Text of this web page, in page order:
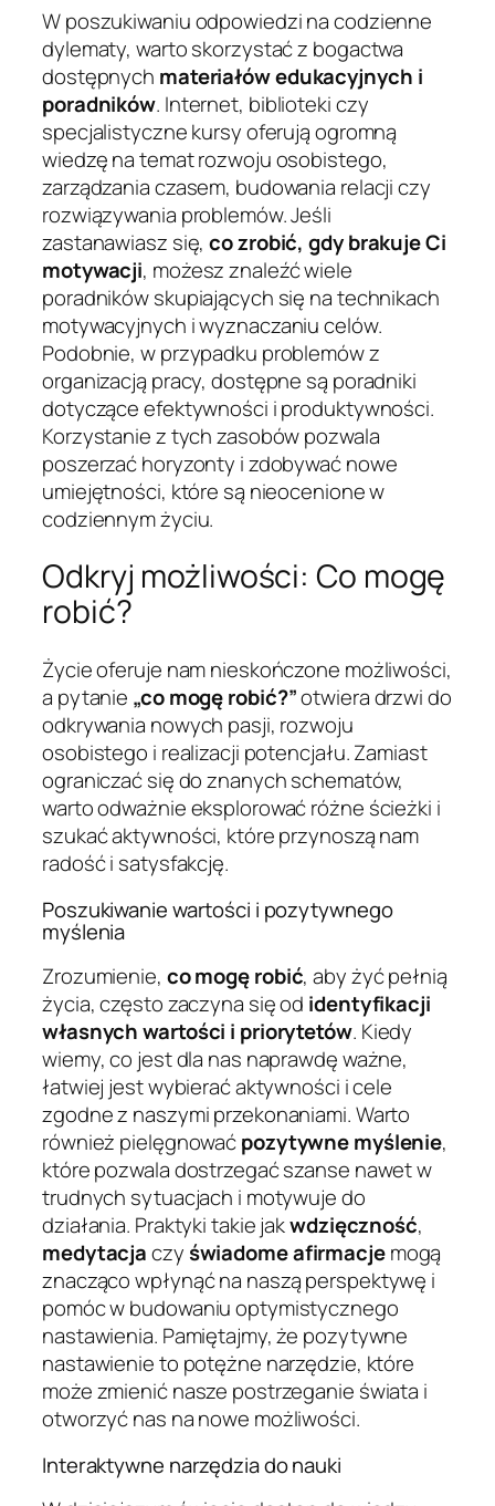
W poszukiwaniu odpowiedzi na codzienne
dylematy, warto skorzystać z bogactwa
dostępnych materiałów edukacyjnych i
poradników. Internet, biblioteki czy
specjalistyczne kursy oferują ogromną
wiedzę na temat rozwoju osobistego,
zarządzania czasem, budowania relacji czy
rozwiązywania problemów. Jeśli
zastanawiasz się,co zrobić, gdy brakuje Ci
motywacji, możesz znaleźć wiele
poradników skupiających się na technikach
motywacyjnych i wyznaczaniu celów.
Podobnie, w przypadku problemów z
organizacją pracy, dostępne są poradniki
dotyczące efektywności i produktywności.
Korzystanie z tych zasobów pozwala
poszerzać horyzonty i zdobywać nowe
umiejętności, które są nieocenione w
codziennym życiu.
Odkryj możliwości: Co mogę
robić?
Życie oferuje nam nieskończone możliwości,
a pytanie „co mogę robić?”otwiera drzwi do
odkrywania nowych pasji, rozwoju
osobistego i realizacji potencjału. Zamiast
ograniczać się do znanych schematów,
warto odważnie eksplorować różne ścieżki i
szukać aktywności, które przynoszą nam
radość i satysfakcję.
Poszukiwanie wartości i pozytywnego
myślenia
Zrozumienie, co mogę robić, aby żyć pełnią
życia, często zaczyna się od identyfikacji
własnych wartości i priorytetów. Kiedy
wiemy, co jest dla nas naprawdę ważne,
łatwiej jest wybierać aktywności i cele
zgodne z naszymi przekonaniami. Warto
również pielęgnowaćpozytywne myślenie,
które pozwala dostrzegać szanse nawet w
trudnych sytuacjach i motywuje do
działania. Praktyki takie jakwdzięczność,
medytacjaczyświadome afirmacjemogą
znacząco wpłynąć na naszą perspektywę i
pomóc w budowaniu optymistycznego
nastawienia. Pamiętajmy, że pozytywne
nastawienie to potężne narzędzie, które
może zmienić nasze postrzeganie świata i
otworzyć nas na nowe możliwości.
Interaktywne narzędzia do nauki